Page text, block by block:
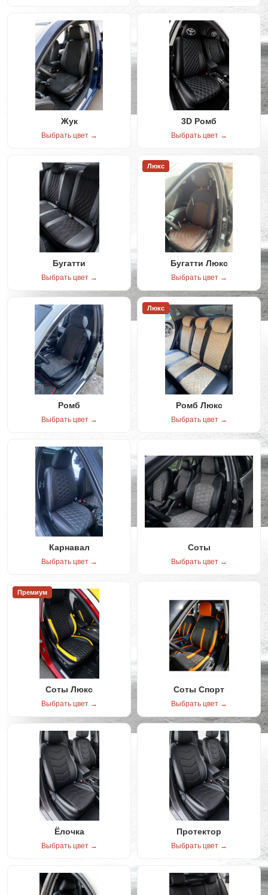
Жук
Выбрать цвет →
3D Ромб
Выбрать цвет →
Бугатти
Выбрать цвет →
Люкс
Бугатти Люкс
Выбрать цвет →
Ромб
Выбрать цвет →
Люкс
Ромб Люкс
Выбрать цвет →
Карнавал
Выбрать цвет →
Соты
Выбрать цвет →
Премиум
Соты Люкс
Выбрать цвет →
Соты Спорт
Выбрать цвет →
Ёлочка
Выбрать цвет →
Протектор
Выбрать цвет →